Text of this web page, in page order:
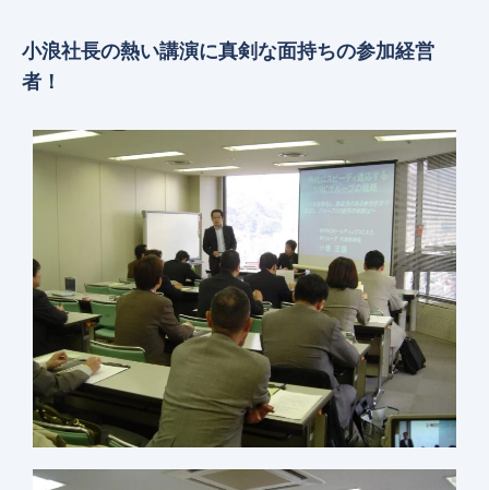
小浪社長の熱い講演に真剣な面持ちの参加経営
者！